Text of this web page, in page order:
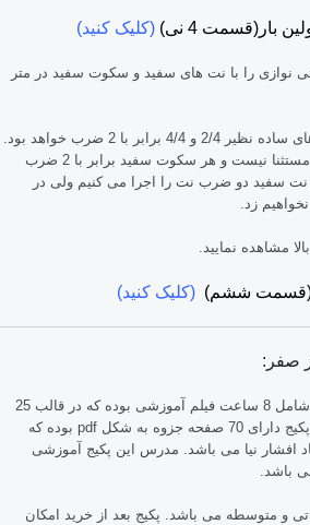
بار(قسمت 4 نی) (کلیک کنید)
نوازی را با نت های سفید و سکوت سفید در متر
می دانیم که هر سفید در متر های ساده نظیر 2/4 و 4/4 برابر با 2 ضرب خواهد بود.
سکوت سفید نیز از این قانون مستثنا نیست و هر سکوت سفید برابر با 2 ضرب
نت سفید دو ضرب نت را اجرا می کنیم ولی در
مشاهده نمایید.
(قسمت ششم) (کلیک کنید)
صفر:
پکیج آموزش نی سایت Dordo شامل 8 ساعت فیلم آموزشی بوده که در قالب 25
جلسه تدریس شده است. این پکیج دارای 70 صفحه جزوه به شکل pdf بوده که
افشار نیا می باشد. مدرس این پکیج آموزشی
باشد.
و متوسطه می باشد. پکیج بعد از خرید امکان